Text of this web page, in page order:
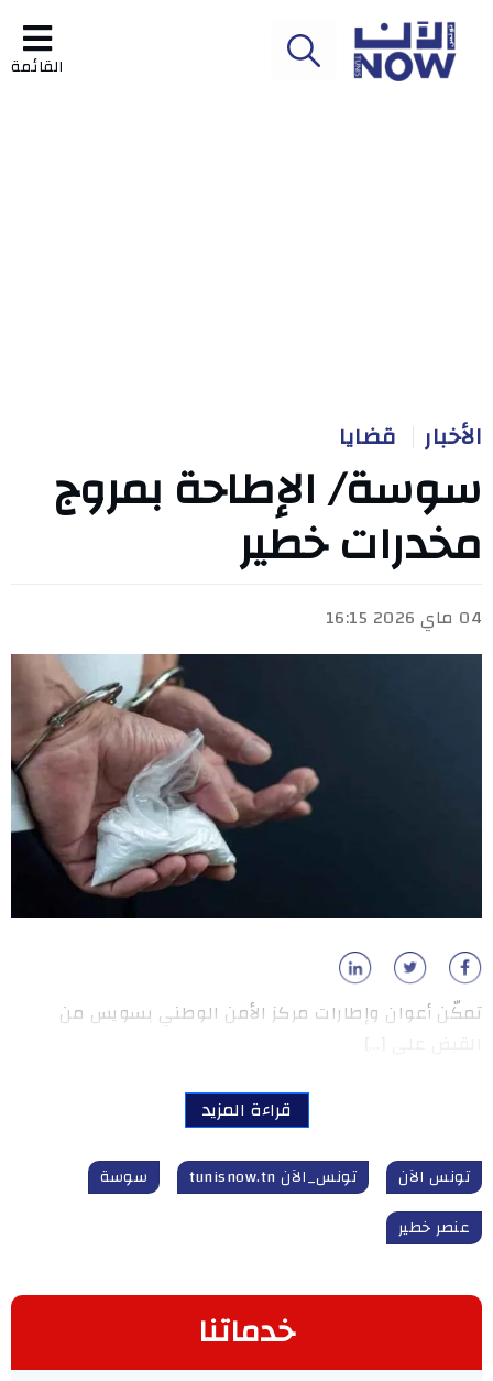
القائمة
الأخبار قضايا
سوسة/ الإطاحة بمروج
مخدرات خطير
04 ماي 2026 16:15
تمكّن أعوان وإطارات مركز الأمن الوطني بسويس من
قراءة المزيد
تونس الآن تونس_الآن tunisnow.tn
سوسة
عنصر خطير
خدماتنا